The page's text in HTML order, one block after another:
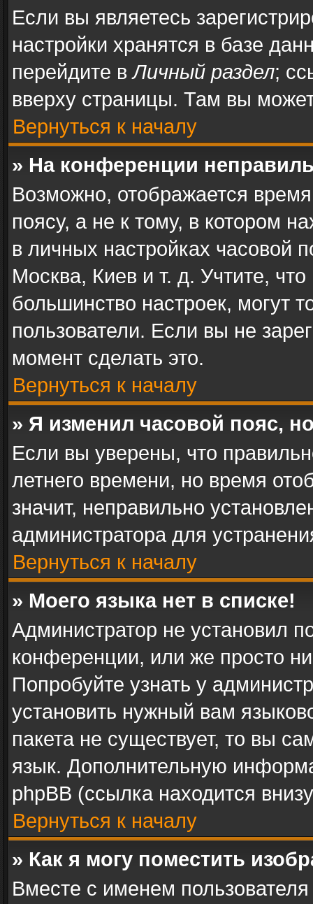
Если вы являетесь
настройки хранятся в базе
перейдите вЛичный раздел;
вверху страницы. Там вы
Вернуться к началу
» На конференции
Возможно, отображается
поясу, а не к тому, в котором
в личных настройках часовой
Москва, Киев и т. д. Учтите,
большинство настроек, могут
пользователи. Если вы не
момент сделать это.
Вернуться к началу
» Я изменил часовой пояс,
Если вы уверены, что
летнего времени, но время
значит, неправильно
администратора для
Вернуться к началу
» Моего языка нет в списке!
Администратор не установил
конференции, или же просто
Попробуйте узнать у
установить нужный вам
пакета не существует, то вы
язык. Дополнительную
phpBB (ссылка находится
Вернуться к началу
» Как я могу поместить
Вместе с именем пользователя